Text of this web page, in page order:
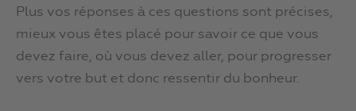
Plus vos réponses à ces questions sont précises,
mieux vous êtes placé pour savoir ce que vous
devez faire, où vous devez aller, pour progresser
vers votre but et donc ressentir du bonheur.